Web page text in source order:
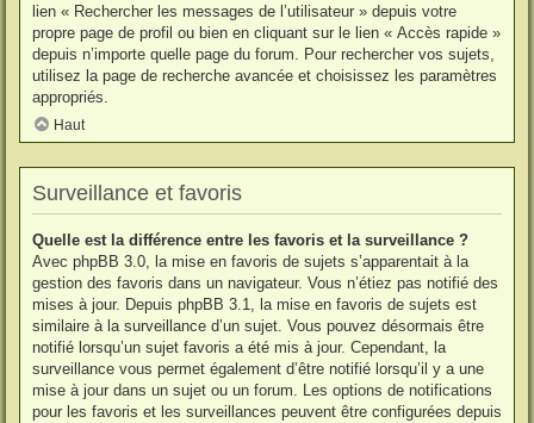
lien « Rechercher les messages de l’utilisateur » depuis votre
propre page de profil ou bien en cliquant sur le lien « Accès rapide »
depuis n’importe quelle page du forum. Pour rechercher vos sujets,
utilisez la page de recherche avancée et choisissez les paramètres
appropriés.
Haut
Surveillance et favoris
Quelle est la différence entre les favoris et la surveillance ?
Avec phpBB 3.0, la mise en favoris de sujets s’apparentait à la
gestion des favoris dans un navigateur. Vous n’étiez pas notifié des
mises à jour. Depuis phpBB 3.1, la mise en favoris de sujets est
similaire à la surveillance d’un sujet. Vous pouvez désormais être
notifié lorsqu’un sujet favoris a été mis à jour. Cependant, la
surveillance vous permet également d’être notifié lorsqu’il y a une
mise à jour dans un sujet ou un forum. Les options de notifications
pour les favoris et les surveillances peuvent être configurées depuis